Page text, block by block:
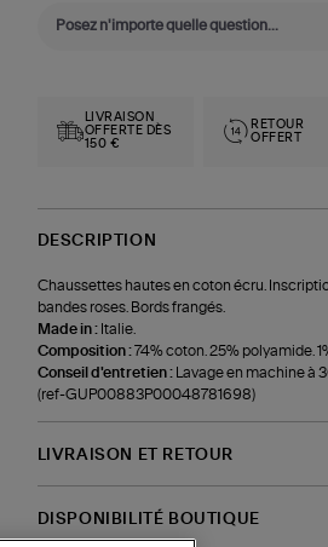
LIVRAISON
OFFERTE DÈS
150 €
RETOUR
OFFERT
DESCRIPTION
Chaussettes hautes en coton écru.
bandes roses. Bords frangés.
Made in : Italie.
Composition :74% coton. 25% polyamide.
Conseil d'entretien :
Lavage en machine à
(ref-GUP00883P00048781698)
LIVRAISON ET RETOUR
DISPONIBILITÉ BOUTIQUE